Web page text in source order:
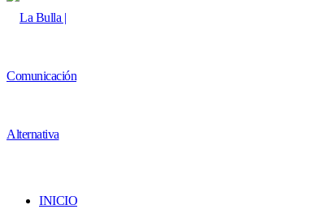
INICIO